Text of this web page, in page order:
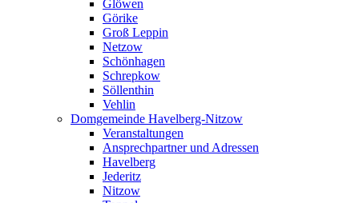
Glöwen
Görike
Groß Leppin
Netzow
Schönhagen
Schrepkow
Söllenthin
Vehlin
Domgemeinde Havelberg-Nitzow
Veranstaltungen
Ansprechpartner und Adressen
Havelberg
Jederitz
Nitzow